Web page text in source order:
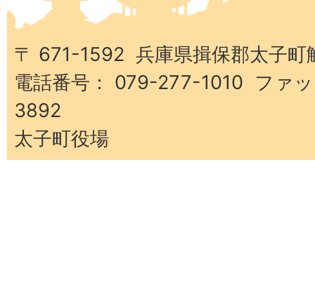
子
町
〒 671-1592 兵庫県揖保郡太子町
電話番号： 079-277-1010 ファ
3892
太子町役場